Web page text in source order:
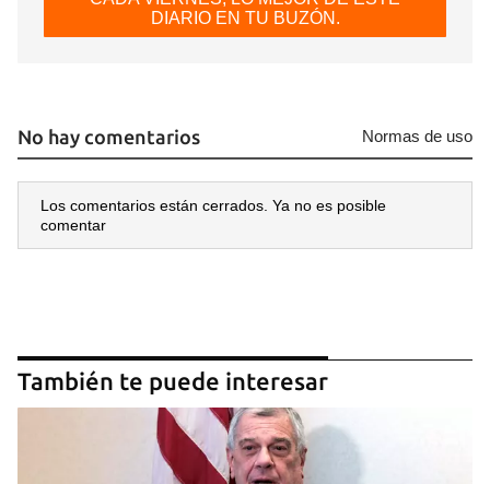
DIARIO EN TU BUZÓN.
No hay comentarios Normas de uso
Los comentarios están cerrados. Ya no es posible
comentar
También te puede interesar